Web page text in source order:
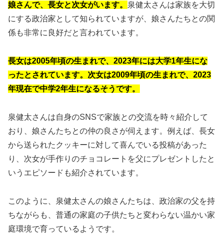
娘さんで、長女と次女がいます。 泉健太さんは家族を大切
にする政治家として知られていますが、娘さんたちとの関
係も非常に良好だと言われています。
長女は2005年頃の生まれで、2023年には大学1年生にな
ったとされています。次女は2009年頃の生まれで、2023
年現在で中学2年生になるそうです。
泉健太さんは自身のSNSで家族との交流を時々紹介して
おり、娘さんたちとの仲の良さが伺えます。例えば、長女
から送られたクッキーに対して喜んでいる投稿があった
り、次女が手作りのチョコレートを父にプレゼントしたと
いうエピソードも紹介されています。
このように、泉健太さんの娘さんたちは、政治家の父を持
ちながらも、普通の家庭の子供たちと変わらない温かい家
庭環境で育っているようです。